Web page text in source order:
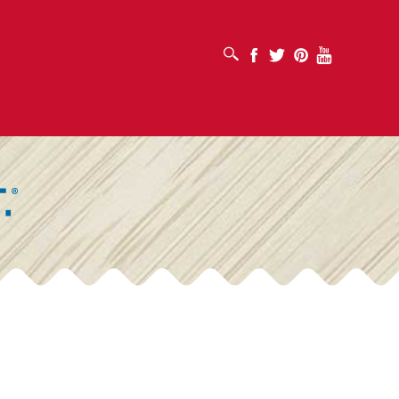
OTVORI OKVIR ZA PRETRAŽIVANJE
Facebook
Twitter PinterestYoutube